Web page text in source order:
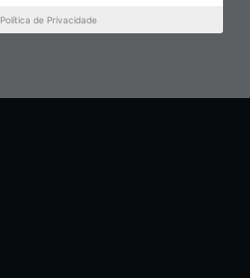
Política de Privacidade